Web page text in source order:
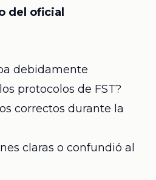
del oficial
debidamente
protocolos de FST?
correctos durante la
claras o confundió al